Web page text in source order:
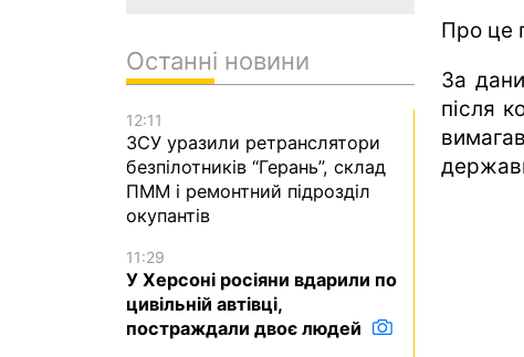
Про це
За
після
Останні новини
12:11
ЗСУ уразили ретранслятори
безпілотників “Герань”, склад
ПММ і ремонтний підрозділ
окупантів
11:29
У Херсоні росіяни вдарили по
цивільній автівці,
постраждали двоє людей